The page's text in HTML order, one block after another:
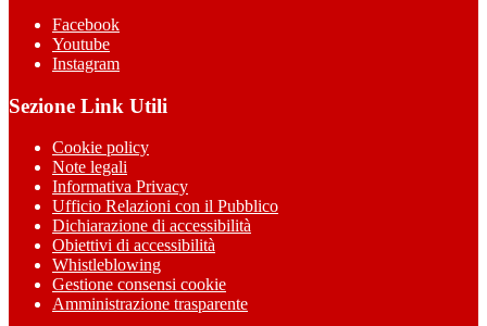
Facebook
Youtube
Instagram
Sezione Link Utili
Cookie policy
Note legali
Informativa Privacy
Ufficio Relazioni con il Pubblico
Dichiarazione di accessibilità
Obiettivi di accessibilità
Whistleblowing
Gestione consensi cookie
Amministrazione trasparente